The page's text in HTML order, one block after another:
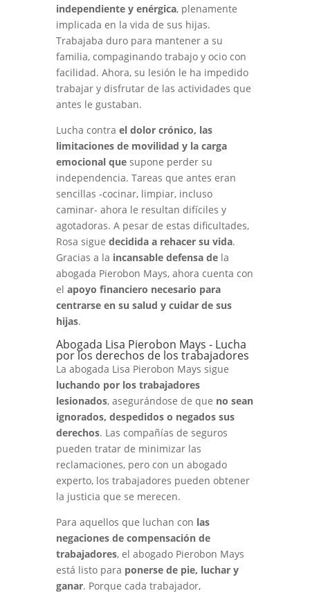
independiente y enérgica, plenamente
implicada en la vida de sus hijas.
Trabajaba duro para mantener a su
familia, compaginando trabajo y ocio con
facilidad. Ahora, su lesión le ha impedido
trabajar y disfrutar de las actividades que
antes le gustaban.
Lucha contra el dolor crónico, las
limitaciones de movilidad y la carga
emocional quesupone perder su
independencia. Tareas que antes eran
sencillas -cocinar, limpiar, incluso
caminar- ahora le resultan difíciles y
agotadoras. A pesar de estas dificultades,
Rosa sigue decidida a rehacer su vida.
Gracias a la incansable defensa dela
abogada Pierobon Mays, ahora cuenta con
el apoyo financiero necesario para
centrarse en su salud y cuidar de sus
hijas.
Abogada Lisa Pierobon Mays - Lucha
por los derechos de los trabajadores
La abogada Lisa Pierobon Mays sigue
luchando por los trabajadores
lesionados, asegurándose de que no sean
ignorados, despedidos o negados sus
derechos. Las compañías de seguros
pueden tratar de minimizar las
reclamaciones, pero con un abogado
experto, los trabajadores pueden obtener
la justicia que se merecen.
Para aquellos que luchan con las
negaciones de compensación de
trabajadores, el abogado Pierobon Mays
está listo para ponerse de pie, luchar y
ganar. Porque cada trabajador,